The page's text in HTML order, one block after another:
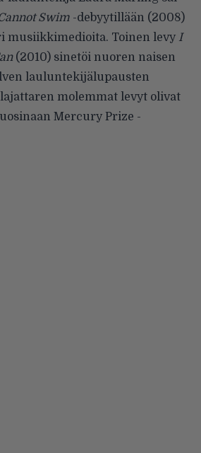
Swim -debyytillään (2008)
musiikkimedioita. Toinen levy I
(2010) sinetöi nuoren naisen
lauluntekijälupausten
molemmat levyt olivat
Mercury Prize -